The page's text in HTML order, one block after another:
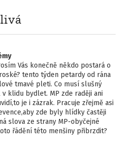
Vás konečně někdo postará o
tento týden petardy od rána
tmavé pleti. Co musí slušný
klidu bydlet. MP zde raději ani
je i zázrak. Pracuje zřejmě asi
zde byly hlídky častěji
slova ze strany MP-obyčejné
řádění této menšiny přibrzdit?